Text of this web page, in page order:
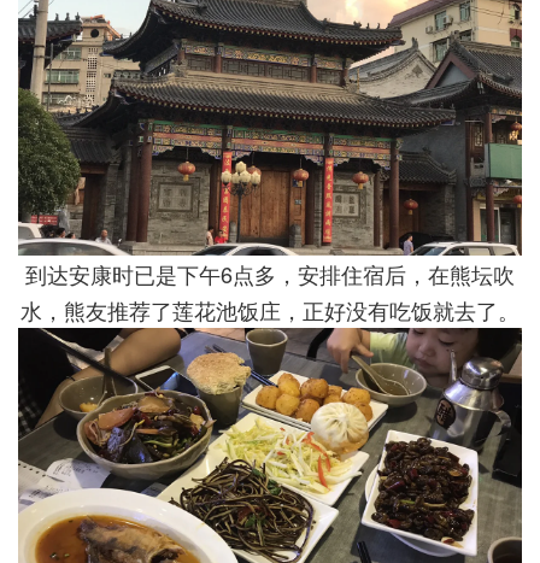
到达安康时已是下午6点多，安排住宿后，在熊坛吹
水，熊友推荐了莲花池饭庄，正好没有吃饭就去了。